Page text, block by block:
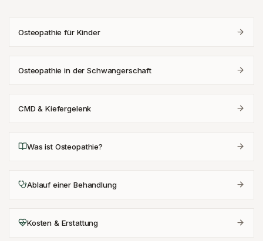
Osteopathie für Kinder
Osteopathie in der Schwangerschaft
CMD & Kiefergelenk
Was ist Osteopathie?
Ablauf einer Behandlung
Kosten & Erstattung